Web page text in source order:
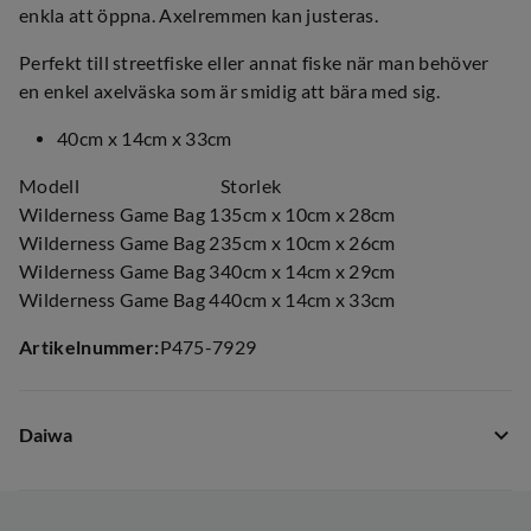
enkla att öppna. Axelremmen kan justeras.
Perfekt till streetfiske eller annat fiske när man behöver
en enkel axelväska som är smidig att bära med sig.
40cm x 14cm x 33cm
Modell
Storlek
Wilderness Game Bag 1 35cm x 10cm x 28cm
Wilderness Game Bag 235cm x 10cm x 26cm
Wilderness Game Bag 340cm x 14cm x 29cm
Wilderness Game Bag 440cm x 14cm x 33cm
Artikelnummer:P475-7929
Daiwa